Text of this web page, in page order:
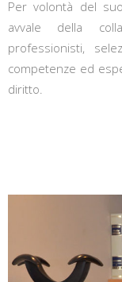
Per volontà del
avvale della
professionisti,
competenze ed
diritto.